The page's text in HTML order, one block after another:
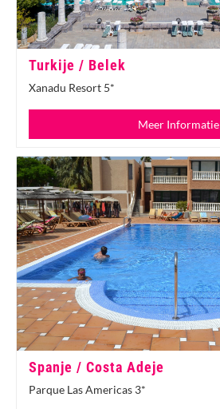
Turkije / Belek
Xanadu Resort 5*
Meer Informatie
Spanje / Costa Adeje
Parque Las Americas 3*